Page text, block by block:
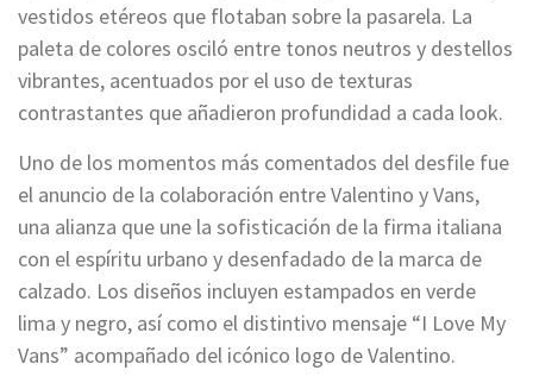
vestidos etéreos que flotaban sobre la pasarela. La
paleta de colores osciló entre tonos neutros y destellos
vibrantes, acentuados por el uso de texturas
contrastantes que añadieron profundidad a cada look.
Uno de los momentos más comentados del desfile fue
el anuncio de la colaboración entre Valentino y Vans,
una alianza que une la sofisticación de la firma italiana
con el espíritu urbano y desenfadado de la marca de
calzado. Los diseños incluyen estampados en verde
lima y negro, así como el distintivo mensaje “I Love My
Vans” acompañado del icónico logo de Valentino.